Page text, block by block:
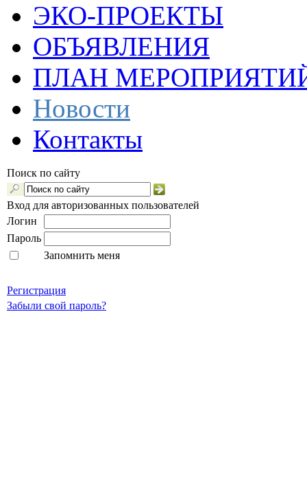
ЭКО-ПРОЕКТЫ
ОБЪЯВЛЕНИЯ
ПЛАН
Новости
Контакты
Поиск по сайту
Вход для авторизованных пользователей
Логин
Пароль
Запомнить меня
Регистрация
Забыли свой пароль?